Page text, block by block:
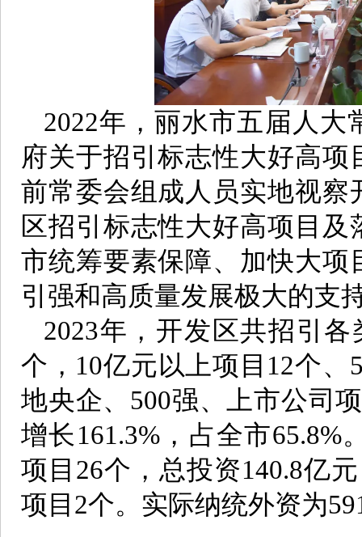
2022年，丽水市五届人
府关于招引标志性大好高
前常委会组成人员实地视
区招引标志性大好高项目
市统筹要素保障、加快大
引强和高质量发展极大的支
2023年，开发区共招引
个，10亿元以上项目12个
地央企、500强、上市公司
增长161.3%，占全市
项目26个，总投资140.8亿
项目2个。实际纳统外资为